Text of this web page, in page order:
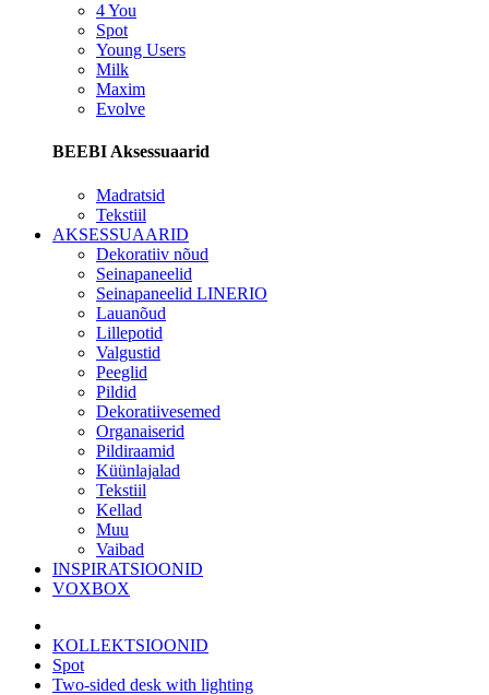
4 You
Spot
Young Users
Milk
Maxim
Evolve
BEEBI Aksessuaarid
Madratsid
Tekstiil
AKSESSUAARID
Dekoratiiv nõud
Seinapaneelid
Seinapaneelid LINERIO
Lauanõud
Lillepotid
Valgustid
Peeglid
Pildid
Dekoratiivesemed
Organaiserid
Pildiraamid
Küünlajalad
Tekstiil
Kellad
Muu
Vaibad
INSPIRATSIOONID
VOXBOX
KOLLEKTSIOONID
Spot
Two-sided desk with lighting